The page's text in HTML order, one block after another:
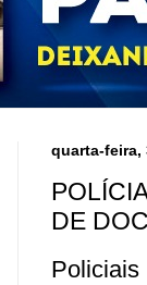
quarta-feira,
DE